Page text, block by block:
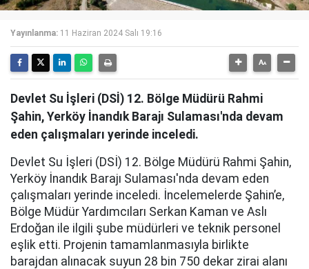
Yayınlanma: 11 Haziran 2024 Salı 19:16
Devlet Su İşleri (DSİ) 12. Bölge Müdürü Rahmi
Şahin, Yerköy İnandık Barajı Sulaması'nda devam
eden çalışmaları yerinde inceledi.
Devlet Su İşleri (DSİ) 12. Bölge Müdürü Rahmi Şahin,
Yerköy İnandık Barajı Sulaması'nda devam eden
çalışmaları yerinde inceledi. İncelemelerde Şahin’e,
Bölge Müdür Yardımcıları Serkan Kaman ve Aslı
Erdoğan ile ilgili şube müdürleri ve teknik personel
eşlik etti. Projenin tamamlanmasıyla birlikte
barajdan alınacak suyun 28 bin 750 dekar zirai alanı